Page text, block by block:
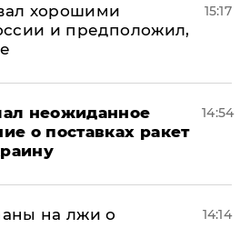
хорошими
и предположил,
15:17
неожиданное
о поставках ракет
14:54
на лжи о
14:14